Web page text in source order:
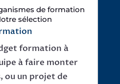
de formation
sélection
formation à
à faire monter
ou un projet de